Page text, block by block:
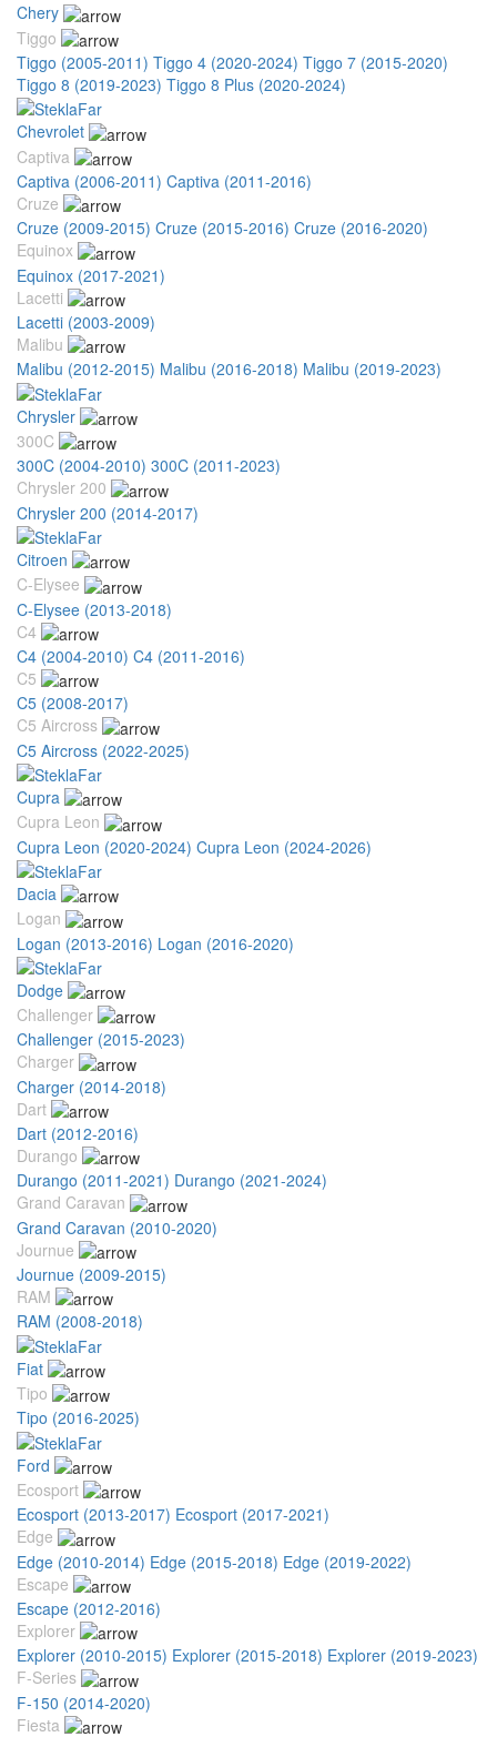
Chery
Tiggo
Tiggo (2005-2011) Tiggo 4 (2020-2024) Tiggo 7 (2015-2020)
Tiggo 8 (2019-2023) Tiggo 8 Plus (2020-2024)
Chevrolet
Captiva
Captiva (2006-2011) Captiva (2011-2016)
Cruze
Cruze (2009-2015) Cruze (2015-2016) Cruze (2016-2020)
Equinox
Equinox (2017-2021)
Lacetti
Lacetti (2003-2009)
Malibu
Malibu (2012-2015) Malibu (2016-2018) Malibu (2019-2023)
Chrysler
300C
300C (2004-2010) 300C (2011-2023)
Chrysler 200
Chrysler 200 (2014-2017)
Citroen
C-Elysee
C-Elysee (2013-2018)
C4
C4 (2004-2010) C4 (2011-2016)
C5
C5 (2008-2017)
C5 Aircross
C5 Aircross (2022-2025)
Cupra
Cupra Leon
Cupra Leon (2020-2024) Cupra Leon (2024-2026)
Dacia
Logan
Logan (2013-2016) Logan (2016-2020)
Dodge
Challenger
Challenger (2015-2023)
Charger
Charger (2014-2018)
Dart
Dart (2012-2016)
Durango
Durango (2011-2021) Durango (2021-2024)
Grand Caravan
Grand Caravan (2010-2020)
Journue
Journue (2009-2015)
RAM
RAM (2008-2018)
Fiat
Tipo
Tipo (2016-2025)
Ford
Ecosport
Ecosport (2013-2017) Ecosport (2017-2021)
Edge
Edge (2010-2014) Edge (2015-2018) Edge (2019-2022)
Escape
Escape (2012-2016)
Explorer
Explorer (2010-2015) Explorer (2015-2018) Explorer (2019-2023)
F-Series
F-150 (2014-2020)
Fiesta